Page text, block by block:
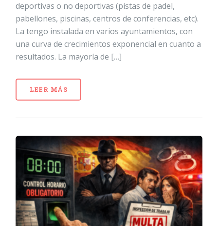
deportivas o no deportivas (pistas de padel,
pabellones, piscinas, centros de conferencias, etc).
La tengo instalada en varios ayuntamientos, con
una curva de crecimientos exponencial en cuanto a
resultados. La mayoría de […]
LEER MÁS